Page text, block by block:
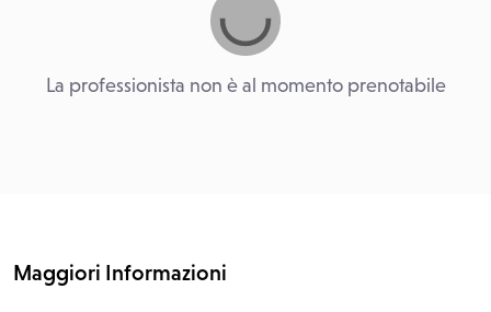
La professionista non è al momento prenotabile
Maggiori Informazioni